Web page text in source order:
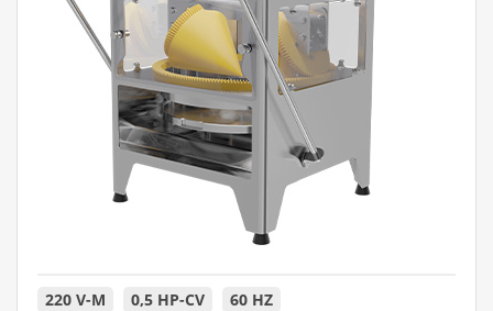
220 V-M 0,5 HP-CV 60 HZ